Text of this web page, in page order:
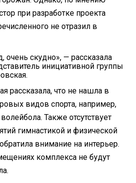
при разработке проекта
не отразил в
очень скудно», — рассказала
инициативной группы
рассказала, что не нашла в
видов спорта, например,
Также отсутствует
гимнастикой и физической
внимание на интерьер.
комплекса не будут